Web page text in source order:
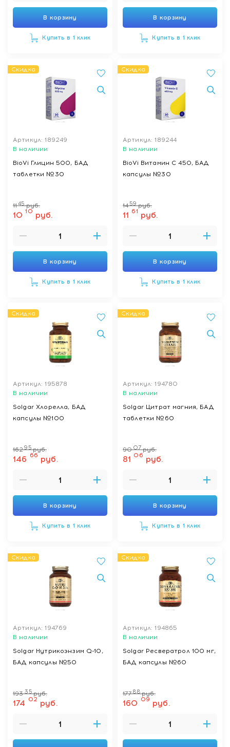
В корзину
Купить в 1 клик
В корзину
Купить в 1 клик
Скидка
Артикул: 189249
В наличии
BioVi Глицин 500, БАД
таблетки №30
1145 руб.
10 10 руб.
В корзину
Купить в 1 клик
Скидка
Артикул: 189244
В наличии
BioVi Витамин С 450, БАД
капсулы №30
1459 руб.
11 61 руб.
В корзину
Купить в 1 клик
Скидка
Артикул: 195878
В наличии
Solgar Хлорелла, БАД
капсулы №100
16295 руб.
146 66 руб.
В корзину
Купить в 1 клик
Скидка
Артикул: 194780
В наличии
Solgar Цитрат магния, БАД
таблетки №60
90 07 руб.
81 06 руб.
В корзину
Купить в 1 клик
Скидка
Артикул: 194769
В наличии
Solgar Нутрикоэнзим Q-10,
БАД капсулы №50
19335 руб.
174 02 руб.
Скидка
Артикул: 194865
В наличии
Solgar Ресвератрол 100 мг,
БАД капсулы №60
17788 руб.
160 09 руб.